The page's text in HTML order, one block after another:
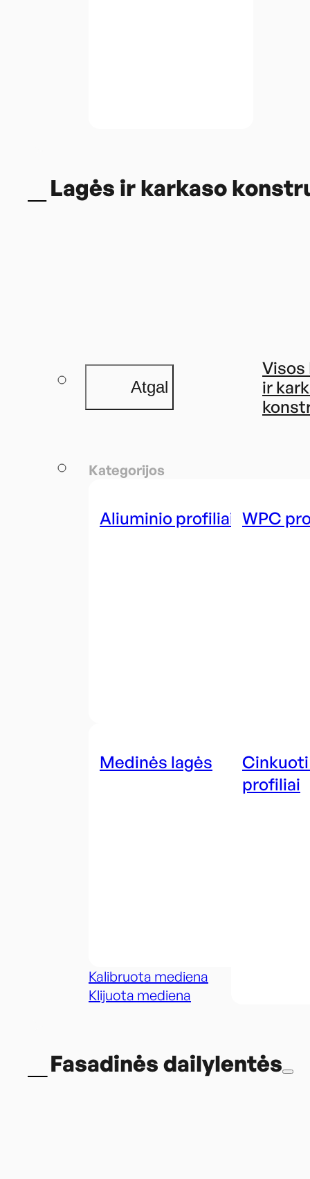
Lagės ir karkaso
Atgal
Visos
ir
Kategorijos
Aliuminio profiliai WPC
Medinės lagės
Kalibruota mediena
Klijuota mediena
profiliai
Fasadinės dailylentės